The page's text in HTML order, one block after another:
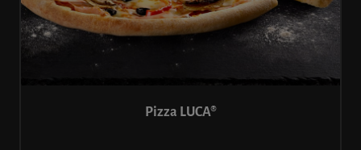
Pizza LUCA®